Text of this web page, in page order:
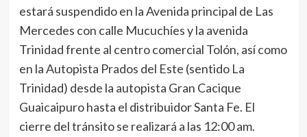
estará suspendido en la Avenida principal de Las
Mercedes con calle Mucuchíes y la avenida
Trinidad frente al centro comercial Tolón, así como
en la Autopista Prados del Este (sentido La
Trinidad) desde la autopista Gran Cacique
Guaicaipuro hasta el distribuidor Santa Fe. El
cierre del tránsito se realizará a las 12:00 am.